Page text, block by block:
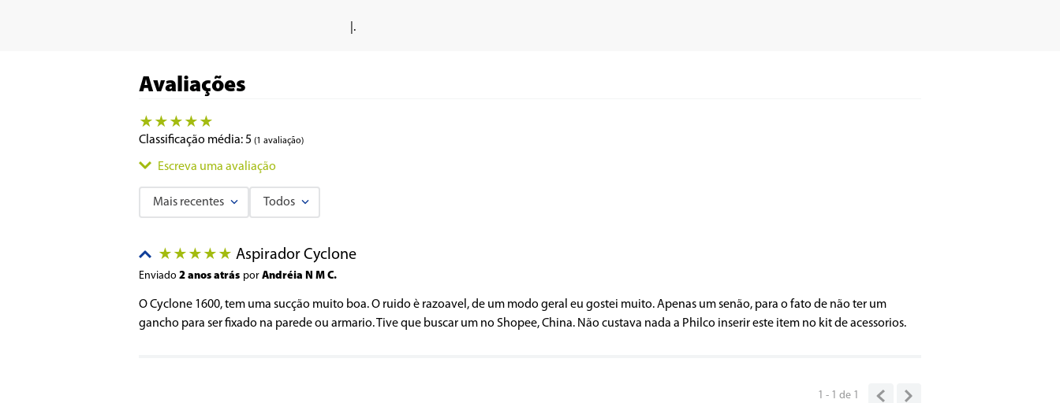
|.
Avaliações
★ ★ ★ ★ ★
Classificação média: 5 (1 avaliação)
Escreva uma avaliação
Título
Avalie o produto de 1 a 5 estrelas
Mais recentes Todos
★ ★ ★ ★ ★ Aspirador Cyclone
Enviado 2 anos atrás por Andréia N M C.
O Cyclone 1600, tem uma sucção muito boa. O ruido è razoavel, de um modo geral eu gostei muito. Apenas um senão, para o fato de não ter um
gancho para ser fixado na parede ou armario. Tive que buscar um no Shopee, China. Não custava nada a Philco inserir este item no kit de acessorios.
1 - 1de 1